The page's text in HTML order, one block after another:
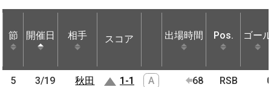
節 開催日 相手 スコア 出場時間 Pos. ゴー
節 開催日 相手 スコア 出場時間 Pos. ゴー
5 3/19 秋田 1-1 A 68 RSB
節 開催日 相手
5 3/19
秋田